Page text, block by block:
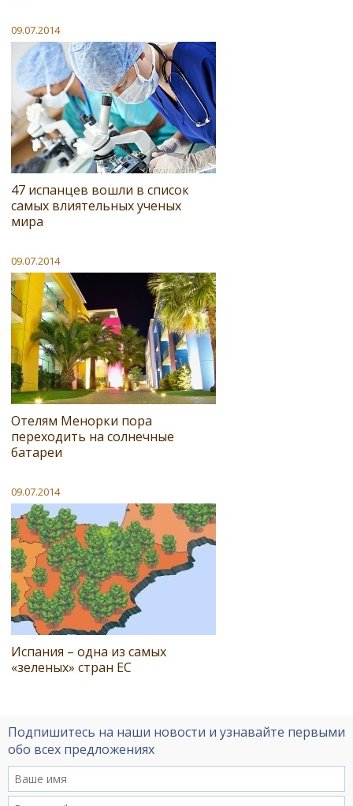
09.07.2014
47 испанцев вошли в список
самых влиятельных ученых
мира
09.07.2014
Отелям Менорки пора
переходить на солнечные
батареи
09.07.2014
Испания – одна из самых
«зеленых» стран ЕС
Подпишитесь на наши новости и узнавайте первыми
обо всех предложениях